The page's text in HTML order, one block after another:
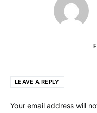
LEAVE A REPLY
Your email address will